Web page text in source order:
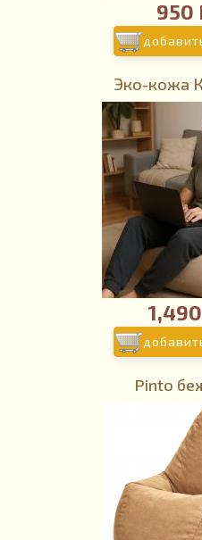
950
Эко-кожа
Pinto